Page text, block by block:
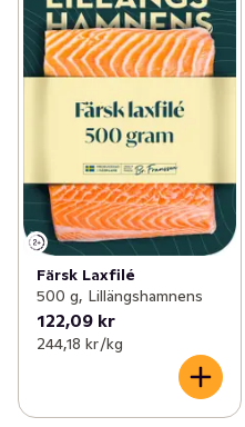
Färsk Laxfilé
500 g, Lillängshamnens
122,09 kr
244,18 kr /kg